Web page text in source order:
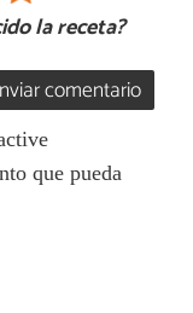
la receta?
comentario
que pueda